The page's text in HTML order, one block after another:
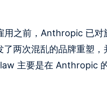
用之前，Anthropic 已
了两次混乱的品牌重塑
主要是在 Anthropic